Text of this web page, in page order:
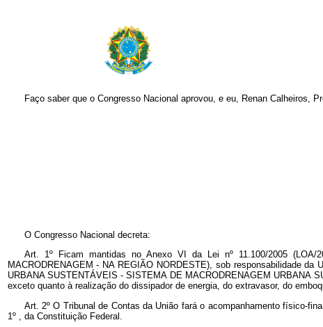
Faço saber que o Congresso Nacional aprovou, e eu, Renan Calheiros,
O Congresso Nacional decreta:
Art. 1º Ficam mantidas no Anexo VI da Lei nº 11.100/2005 (LOA/
MACRODRENAGEM - NA REGIÃO NORDESTE), sob responsabilidade
URBANA SUSTENTÁVEIS - SISTEMA DE MACRODRENAGEM URBANA
exceto quanto à realização do dissipador de energia, do extravasor, do
Art. 2º O Tribunal de Contas da União fará o acompanhamento físico-
1º , da Constituição Federal.